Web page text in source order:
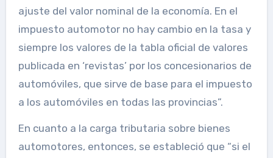
ajuste del valor nominal de la economía. En el
impuesto automotor no hay cambio en la tasa y
siempre los valores de la tabla oficial de valores
publicada en ‘revistas’ por los concesionarios de
automóviles, que sirve de base para el impuesto
a los automóviles en todas las provincias”.
En cuanto a la carga tributaria sobre bienes
automotores, entonces, se estableció que “si el